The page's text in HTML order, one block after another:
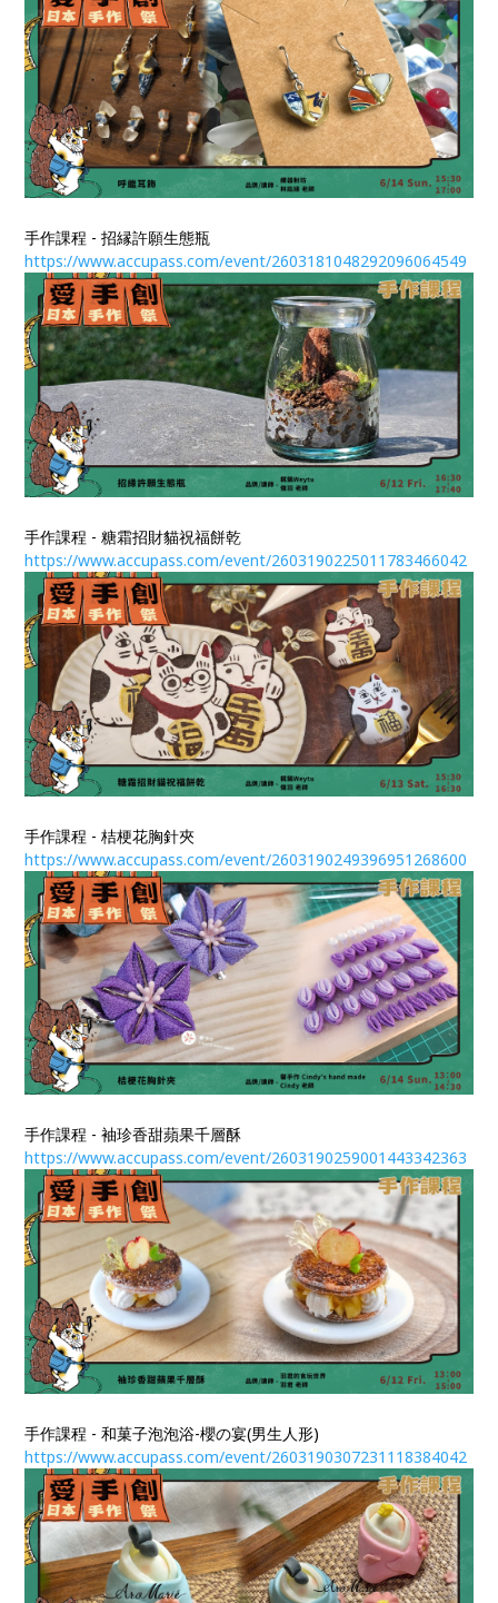
手作課程 - 招縁許願生態瓶
https://www.accupass.com/event/2603181048292096064549
手作課程 - 糖霜招財貓祝福餅乾
https://www.accupass.com/event/2603190225011783466042
手作課程 - 桔梗花胸針夾
https://www.accupass.com/event/2603190249396951268600
手作課程 - 袖珍香甜蘋果千層酥
https://www.accupass.com/event/2603190259001443342363
手作課程 - 和菓子泡泡浴-櫻の宴(男生人形)
https://www.accupass.com/event/2603190307231118384042